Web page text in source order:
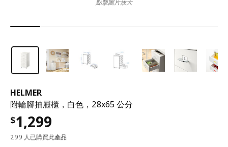
HELMER
附輪腳抽屜櫃，白色，28x65 公分
$1,299
299 人已購買此產品
點擊圖片放大